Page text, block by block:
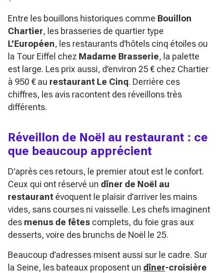
Entre les bouillons historiques comme Bouillon
Chartier, les brasseries de quartier type
L’Européen, les restaurants d’hôtels cinq étoiles ou
la Tour Eiffel chez Madame Brasserie, la palette
est large. Les prix aussi, d’environ 25 € chez Chartier
à 950 € au restaurant Le Cinq. Derrière ces
chiffres, les avis racontent des réveillons très
différents.
Réveillon de Noël au restaurant : ce
que beaucoup apprécient
D’après ces retours, le premier atout est le confort.
Ceux qui ont réservé un dîner de Noël au
restaurant évoquent le plaisir d’arriver les mains
vides, sans courses ni vaisselle. Les chefs imaginent
des menus de fêtes complets, du foie gras aux
desserts, voire des brunchs de Noël le 25.
Beaucoup d’adresses misent aussi sur le cadre. Sur
la Seine, les bateaux proposent un dîner-croisière